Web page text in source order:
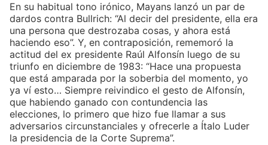
En su habitual tono irónico, Mayans lanzó un par de
dardos contra Bullrich: “Al decir del presidente, ella era
una persona que destrozaba cosas, y ahora está
haciendo eso”. Y, en contraposición, rememoró la
actitud del ex presidente Raúl Alfonsín luego de su
triunfo en diciembre de 1983: “Hace una propuesta
que está amparada por la soberbia del momento, yo
ya ví esto… Siempre reivindico el gesto de Alfonsín,
que habiendo ganado con contundencia las
elecciones, lo primero que hizo fue llamar a sus
adversarios circunstanciales y ofrecerle a Ítalo Luder
la presidencia de la Corte Suprema”.